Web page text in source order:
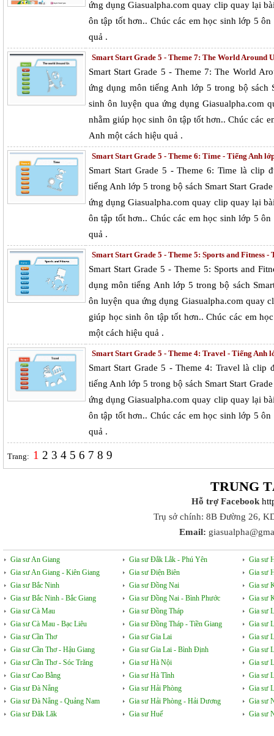
ứng dụng Giasualpha.com quay clip quay lại
ôn tập tốt hơn.. Chúc các em học sinh lớp 5
quả .
Smart Start Grade 5 - Theme 7: The World Around
Smart Start Grade 5 - Theme 7: The World
ứng dụng môn tiếng Anh lớp 5 trong bộ sách
sinh ôn luyện qua ứng dụng Giasualpha.com
nhằm giúp học sinh ôn tập tốt hơn.. Chúc các
Anh một cách hiệu quả .
Smart Start Grade 5 - Theme 6: Time - Tiếng Anh
Smart Start Grade 5 - Theme 6: Time là clip
tiếng Anh lớp 5 trong bộ sách Smart Start
ứng dụng Giasualpha.com quay clip quay lại
ôn tập tốt hơn.. Chúc các em học sinh lớp 5
quả .
Smart Start Grade 5 - Theme 5: Sports and Fitness -
Smart Start Grade 5 - Theme 5: Sports and
dụng môn tiếng Anh lớp 5 trong bộ sách
ôn luyện qua ứng dụng Giasualpha.com quay
giúp học sinh ôn tập tốt hơn.. Chúc các em
một cách hiệu quả .
Smart Start Grade 5 - Theme 4: Travel - Tiếng Anh
Smart Start Grade 5 - Theme 4: Travel là clip
tiếng Anh lớp 5 trong bộ sách Smart Start
ứng dụng Giasualpha.com quay clip quay lại
ôn tập tốt hơn.. Chúc các em học sinh lớp 5
quả .
Trang: 1 2 3 4 5 6 7 8 9
TRUNG
Hỗ trợ Facebook
Trụ sở chính: 8B Đường 26,
Email:
Gia sư An Giang
Gia sư An Giang - Kiên Giang
Gia sư Bắc Ninh
Gia sư Bắc Ninh - Bắc Giang
Gia sư Cà Mau
Gia sư Cà Mau - Bạc Liêu
Gia sư Cần Thơ
Gia sư Cần Thơ - Hậu Giang
Gia sư Cần Thơ - Sóc Trăng
Gia sư Cao Bằng
Gia sư Đà Nẵng
Gia sư Đà Nẵng - Quảng Nam
Gia sư Đăk Lăk
Gia sư Đắk Lắk - Phú Yên
Gia sư Điện Biên
Gia sư Đồng Nai
Gia sư Đồng Nai - Bình Phước
Gia sư Đồng Tháp
Gia sư Đồng Tháp - Tiền Giang
Gia sư Gia Lai
Gia sư Gia Lai - Bình Định
Gia sư Hà Nội
Gia sư Hà Tĩnh
Gia sư Hải Phòng
Gia sư Hải Phòng - Hải Dương
Gia sư Huế
Gia sư
Gia sư
Gia sư
Gia sư
Gia sư
Gia sư
Gia sư
Gia sư
Gia sư
Gia sư
Gia sư
Gia sư
Gia sư